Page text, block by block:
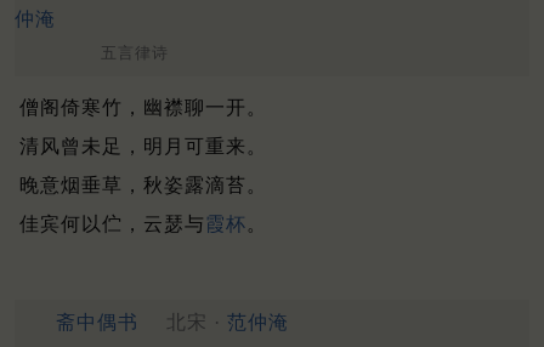
仲淹
五言律诗
僧阁倚寒竹，幽襟聊一开。
清风曾未足，明月可重来。
晚意烟垂草，秋姿露滴苔。
佳宾何以伫，云瑟与 霞杯。
斋中偶书 北宋 · 范仲淹